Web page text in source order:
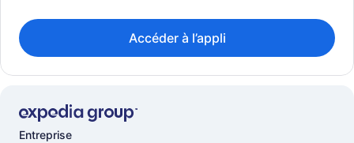
Accéder à l’appli
Entreprise